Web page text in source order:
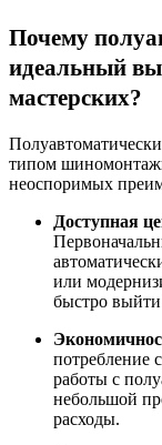
Почему
идеальный
мастерских?
типом
неоспоримых
Доступная
или
быстро
потребление
работы с
небольшой
расходы.